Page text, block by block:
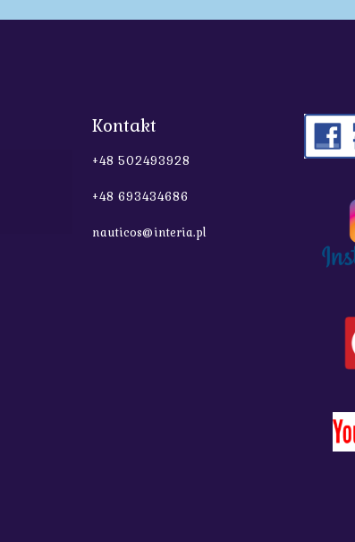
Kontakt
+48 502493928
+48 693434686
nauticos@interia.pl